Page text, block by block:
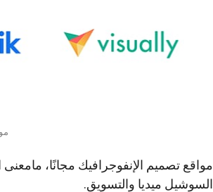
مواقع تصميم الإنفوجرافيك مجانًا،
السوشيل ميديا والتسويق.